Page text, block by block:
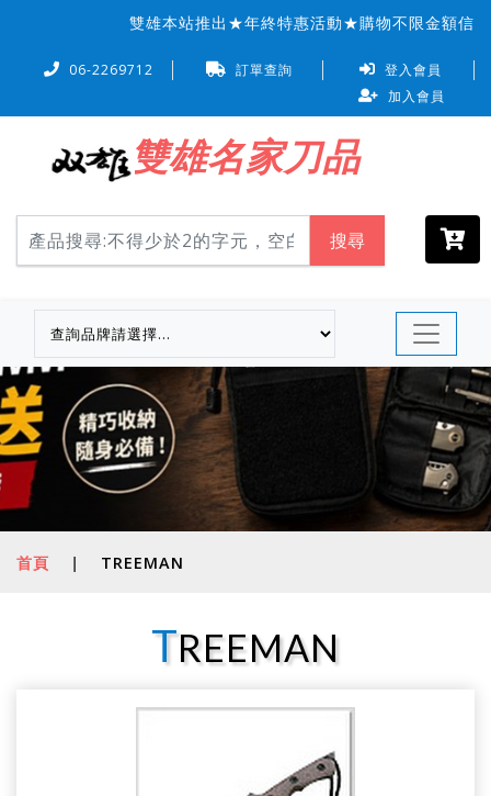
雙雄本站推出★年終特惠活動★購物不限金額信用卡可
06-2269712 訂單查詢
登入會員
加入會員
雙雄名家刀品
搜尋
首頁 | TREEMAN
TREEMAN